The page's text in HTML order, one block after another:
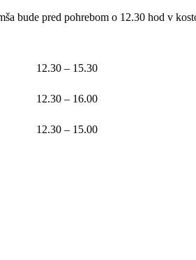
bude pred pohrebom o 12.30 hod v
12.30 – 15.30
12.30 – 16.00
12.30 – 15.00